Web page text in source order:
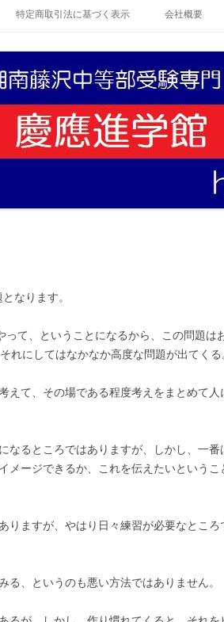
特定商取引法に基づく表示 会社概要
なります。
て、ということになるから、この問題は
にしてはなかなか高度な問題が出てくる
えて、その場である程度考えをまとめて人
なるところではありますが、しかし、一番
メージできるか、これを伝えたいというこ
りますが、やはり日々練習が必要なところ
、というのも悪い方法ではありません。